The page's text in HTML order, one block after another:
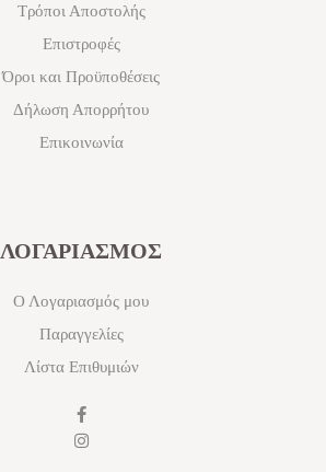
Τρόποι Αποστολής
Επιστροφές
Όροι και Προϋποθέσεις
Δήλωση Απορρήτου
Επικοινωνία
ΛΟΓΑΡΙΑΣΜΟΣ
Ο Λογαριασμός μου
Παραγγελίες
Λίστα Επιθυμιών